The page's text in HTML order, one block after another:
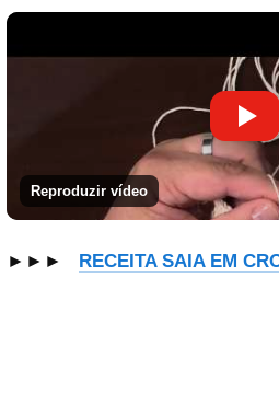
Reproduzir vídeo
►►► RECEITA SAIA EM